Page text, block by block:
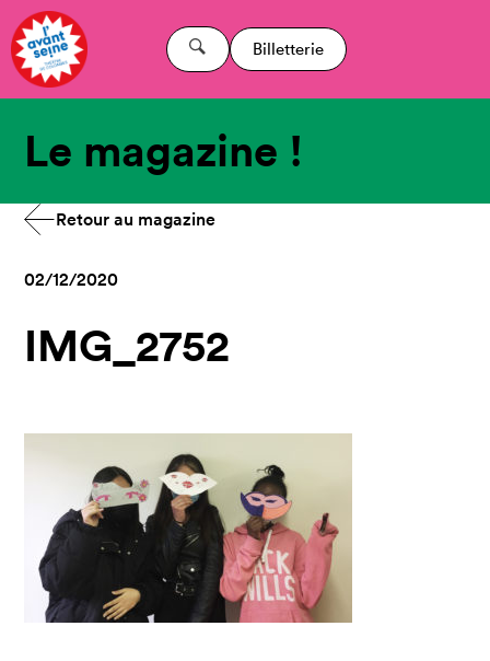
Billetterie
Le magazine !
Retour au magazine
02/12/2020
IMG_2752